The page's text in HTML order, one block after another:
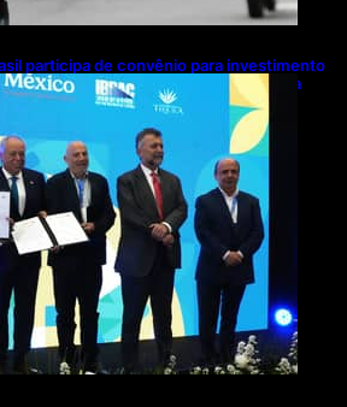
participa de convênio para investimento
milhões em exportações de cachaça